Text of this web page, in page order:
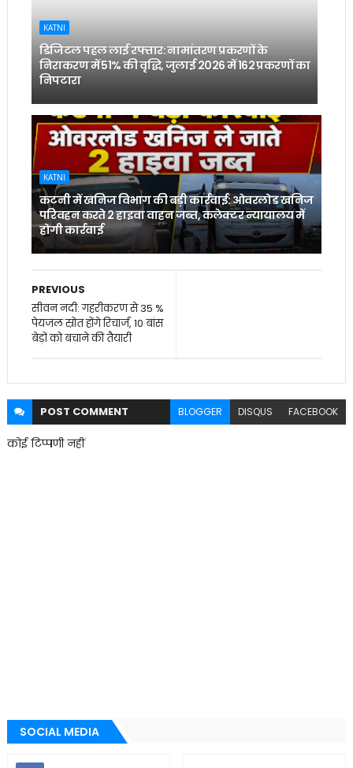
KATNI
डिजिटल पहल लाई रफ्तार: नामांतरण प्रकरणों के
निराकरण में 51% की वृद्धि, जुलाई 2026 में 162 प्रकरणों का
निपटारा
KATNI
कटनी में खनिज विभाग की बड़ी कार्रवाई: ओवरलोड खनिज
परिवहन करते 2 हाइवा वाहन जब्त, कलेक्टर न्यायालय में
होगी कार्रवाई
PREVIOUS
सीवन नदी: गहरीकरण से 35 %
पेयजल स्रोत होंगे रिचार्ज, 10 बांस
बेड़ों को बचाने की तैयारी
POST COMMENT BLOGGER DISQUS FACEBOOK
कोई टिप्पणी नहीं
SOCIAL MEDIA